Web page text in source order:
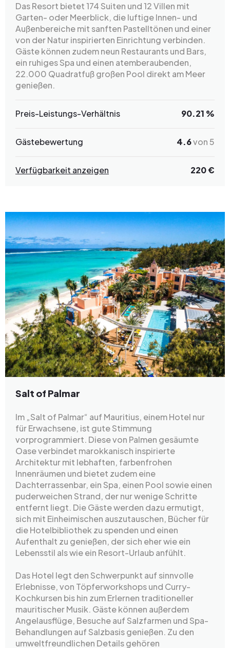
Das Resort bietet 174 Suiten und 12 Villen mit
Garten- oder Meerblick, die luftige Innen- und
Außenbereiche mit sanften Pastelltönen und einer
von der Natur inspirierten Einrichtung verbinden.
Gäste können zudem neun Restaurants und Bars,
ein ruhiges Spa und einen atemberaubenden,
22.000 Quadratfuß großen Pool direkt am Meer
genießen.
Preis-Leistungs-Verhältnis 90.21 %
Gästebewertung 4.6von 5
Verfügbarkeit anzeigen 220 €
Salt of Palmar
Im „Salt of Palmar“ auf Mauritius, einem Hotel nur
für Erwachsene, ist gute Stimmung
vorprogrammiert. Diese von Palmen gesäumte
Oase verbindet marokkanisch inspirierte
Architektur mit lebhaften, farbenfrohen
Innenräumen und bietet zudem eine
Dachterrassenbar, ein Spa, einen Pool sowie einen
puderweichen Strand, der nur wenige Schritte
entfernt liegt. Die Gäste werden dazu ermutigt,
sich mit Einheimischen auszutauschen, Bücher für
die Hotelbibliothek zu spenden und einen
Aufenthalt zu genießen, der sich eher wie ein
Lebensstil als wie ein Resort-Urlaub anfühlt.
Das Hotel legt den Schwerpunkt auf sinnvolle
Erlebnisse, von Töpferworkshops und Curry-
Kochkursen bis hin zum Erlernen traditioneller
mauritischer Musik. Gäste können außerdem
Angelausflüge, Besuche auf Salzfarmen und Spa-
Behandlungen auf Salzbasis genießen. Zu den
umweltfreundlichen Details gehören